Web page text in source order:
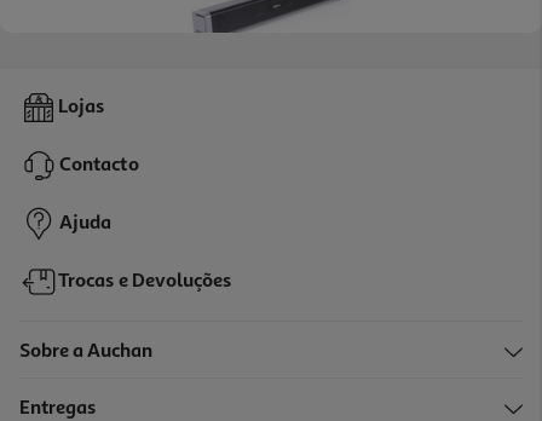
Soundbar Pc Qilive 2.0 Q.3780 600039174
27,99 €
Lojas
Contacto
Ajuda
Trocas e Devoluções
Sobre a Auchan
Entregas